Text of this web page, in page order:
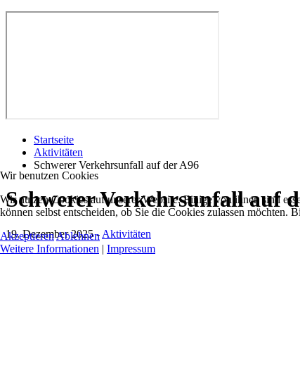
Startseite
Aktivitäten
Schwerer Verkehrsunfall auf der A96
Schwerer Verkehrsunfall auf
19. Dezember 2025- Aktivitäten
Wir benutzen Cookies
Wir nutzen Cookies auf unserer Website. Einige von ihnen sind
können selbst entscheiden, ob Sie die Cookies zulassen
AkzeptierenAblehnen
Weitere Informationen | Impressum